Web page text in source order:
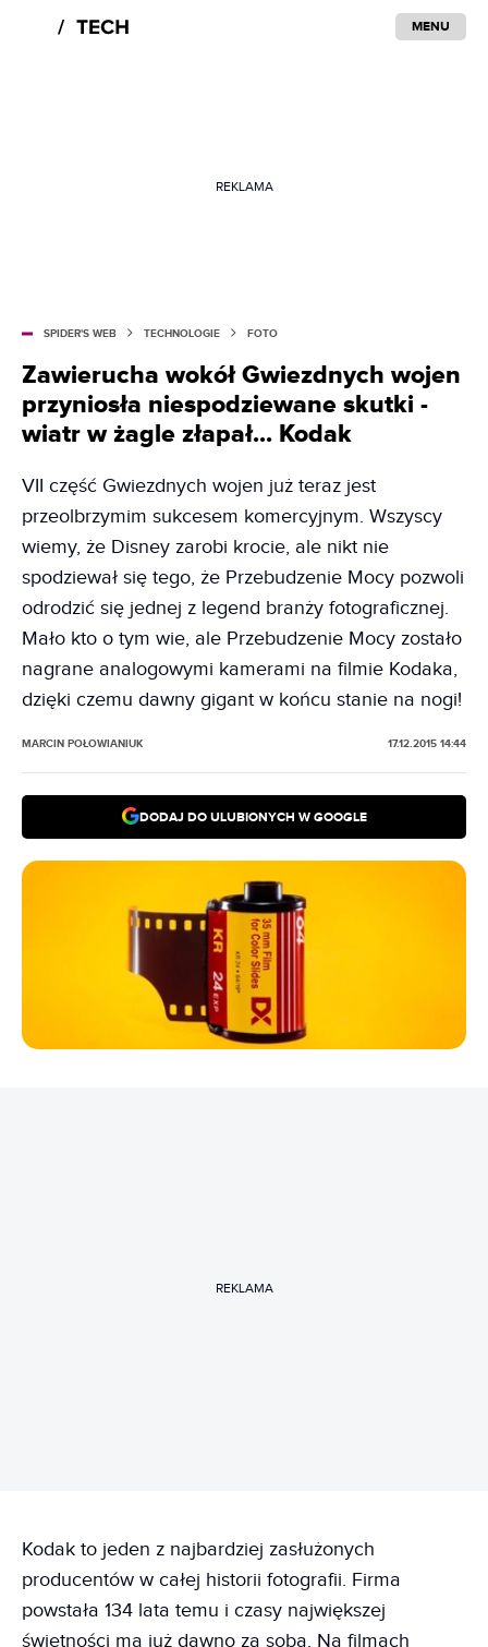
MENU
REKLAMA
SPIDER'S WEB TECHNOLOGIE FOTO
Zawierucha wokół Gwiezdnych wojen
przyniosła niespodziewane skutki -
wiatr w żagle złapał... Kodak
VII część Gwiezdnych wojen już teraz jest
przeolbrzymim sukcesem komercyjnym. Wszyscy
wiemy, że Disney zarobi krocie, ale nikt nie
spodziewał się tego, że Przebudzenie Mocy pozwoli
odrodzić się jednej z legend branży fotograficznej.
Mało kto o tym wie, ale Przebudzenie Mocy zostało
nagrane analogowymi kamerami na filmie Kodaka,
dzięki czemu dawny gigant w końcu stanie na nogi!
MARCIN POŁOWIANIUK 17.12.2015 14:44
DODAJ DO ULUBIONYCH W GOOGLE
REKLAMA
Kodak to jeden z najbardziej zasłużonych
producentów w całej historii fotografii. Firma
powstała 134 lata temu i czasy największej
świetności ma już dawno za sobą. Na filmach